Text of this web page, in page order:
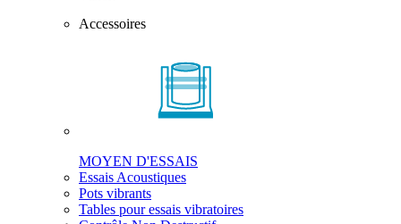
Accessoires
MOYEN D'ESSAIS
Essais Acoustiques
Pots vibrants
Tables pour essais vibratoires